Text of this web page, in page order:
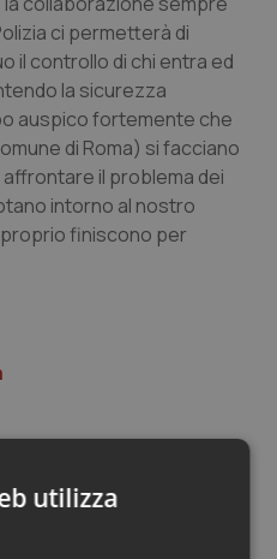
ci permetterà di
il controllo di chi entra ed
la sicurezza
auspico fortemente che
di Roma) si facciano
il problema dei
intorno al nostro
finiscono per
utilizza